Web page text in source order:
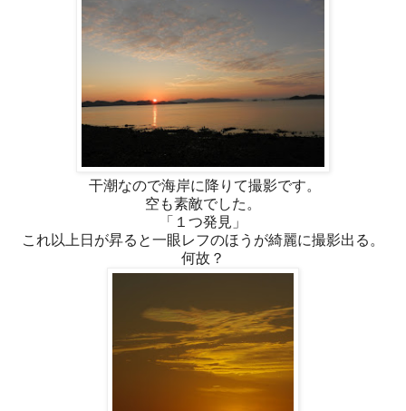
干潮なので海岸に降りて撮影です。
空も素敵でした。
「１つ発見」
これ以上日が昇ると一眼レフのほうが綺麗に撮影出る。
何故？